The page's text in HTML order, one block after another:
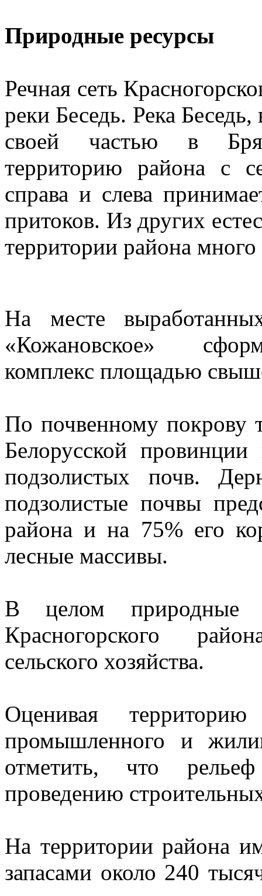
Природные ресурсы
Речная сеть
реки Беседь. Река
своей частью в
территорию района с
справа и слева
притоков. Из других
территории района
На месте
«Кожановское»
комплекс площадью
По почвенному покрову
Белорусской
подзолистых почв.
подзолистые почвы
района и на 75% его
лесные массивы.
В целом природные
Красногорского
сельского хозяйства.
Оценивая
промышленного и
отметить, что рельеф
проведению
На территории района
запасами около 240